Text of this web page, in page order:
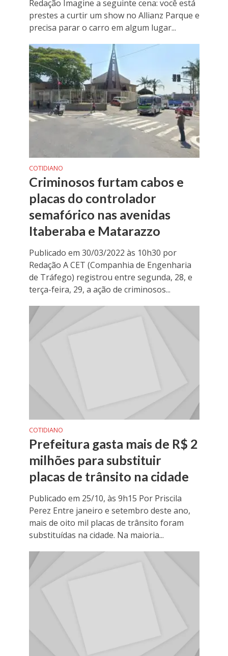
Redação Imagine a seguinte cena: você está
prestes a curtir um show no Allianz Parque e
precisa parar o carro em algum lugar...
COTIDIANO
Criminosos furtam cabos e
placas do controlador
semafórico nas avenidas
Itaberaba e Matarazzo
Publicado em 30/03/2022 às 10h30 por
Redação A CET (Companhia de Engenharia
de Tráfego) registrou entre segunda, 28, e
terça-feira, 29, a ação de criminosos...
COTIDIANO
Prefeitura gasta mais de R$ 2
milhões para substituir
placas de trânsito na cidade
Publicado em 25/10, às 9h15 Por Priscila
Perez Entre janeiro e setembro deste ano,
mais de oito mil placas de trânsito foram
substituídas na cidade. Na maioria...